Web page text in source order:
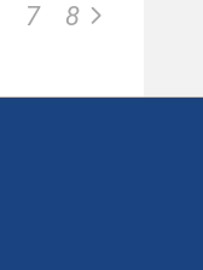
7 8